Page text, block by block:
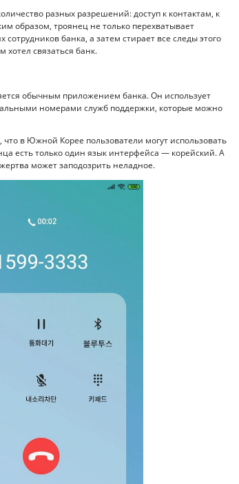
разных разрешений: доступ к контактам, к
образом, троянец не только перехватывает
банка, а затем стирает все следы этого
хотел связаться банк.
обычным приложением банка. Он использует
номерами служб поддержки, которые можно
в Южной Корее пользователи могут использовать
есть только один язык интерфейса — корейский. А
может заподозрить неладное.